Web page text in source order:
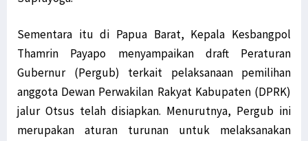
Sementara itu di Papua Barat, Kepala Kesbangpol
Thamrin Payapo menyampaikan draft Peraturan
Gubernur (Pergub) terkait pelaksanaan pemilihan
anggota Dewan Perwakilan Rakyat Kabupaten (DPRK)
jalur Otsus telah disiapkan. Menurutnya, Pergub ini
merupakan aturan turunan untuk melaksanakan